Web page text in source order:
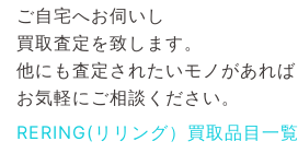
ご自宅へお伺いし
買取査定を致します。
他にも査定されたいモノがあれば
お気軽にご相談ください。
RERING(リリング）買取品目一覧